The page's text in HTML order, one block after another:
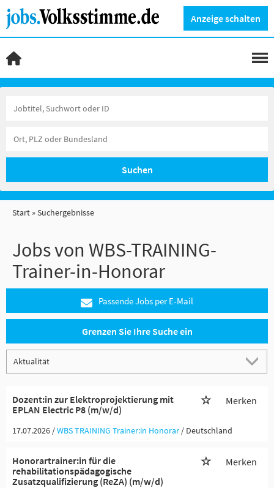
Anzeige schalten
Suchen
Start Suchergebnisse
Jobs von WBS-TRAINING-
Trainer-in-Honorar
Passende Jobs per E-Mail
Grenzen Sie Ihre Suche ein
Dozent:in zur Elektroprojektierung mit
EPLAN Electric P8 (m/w/d)
Merken
17.07.2026 /WBS TRAINING Trainer:in Honorar / Deutschland
Honorartrainer:in für die
rehabilitationspädagogische
Zusatzqualifizierung (ReZA) (m/w/d)
Merken